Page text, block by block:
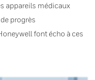
appareils médicaux
progrès
font écho à ces